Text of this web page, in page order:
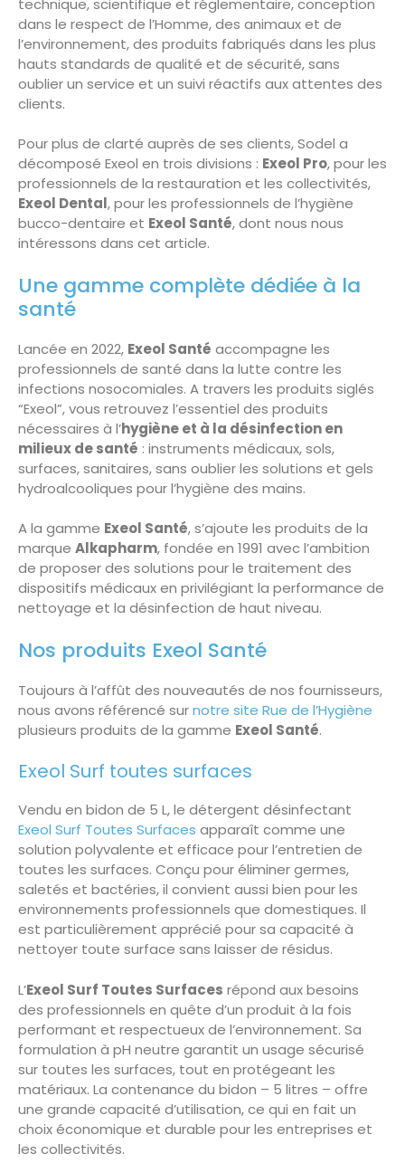
technique, scientifique et réglementaire, conception
dans le respect de l’Homme, des animaux et de
l’environnement, des produits fabriqués dans les plus
hauts standards de qualité et de sécurité, sans
oublier un service et un suivi réactifs aux attentes des
clients.
Pour plus de clarté auprès de ses clients, Sodel a
décomposé Exeol en trois divisions : Exeol Pro, pour les
professionnels de la restauration et les collectivités,
Exeol Dental, pour les professionnels de l’hygiène
bucco-dentaire et Exeol Santé, dont nous nous
intéressons dans cet article.
Une gamme complète dédiée à la
santé
Lancée en 2022, Exeol Santé accompagne les
professionnels de santé dans la lutte contre les
infections nosocomiales. A travers les produits siglés
“Exeol”, vous retrouvez l’essentiel des produits
nécessaires à l’hygiène et à la désinfection en
milieux de santé : instruments médicaux, sols,
surfaces, sanitaires, sans oublier les solutions et gels
hydroalcooliques pour l’hygiène des mains.
A la gamme Exeol Santé, s’ajoute les produits de la
marque Alkapharm, fondée en 1991 avec l’ambition
de proposer des solutions pour le traitement des
dispositifs médicaux en privilégiant la performance de
nettoyage et la désinfection de haut niveau.
Nos produits Exeol Santé
Toujours à l’affût des nouveautés de nos fournisseurs,
nous avons référencé surnotre site Rue de l’Hygiène
plusieurs produits de la gamme Exeol Santé.
Exeol Surf toutes surfaces
Vendu en bidon de 5 L, le détergent désinfectant
Exeol Surf Toutes Surfaces apparaît comme une
solution polyvalente et efficace pour l’entretien de
toutes les surfaces. Conçu pour éliminer germes,
saletés et bactéries, il convient aussi bien pour les
environnements professionnels que domestiques. Il
est particulièrement apprécié pour sa capacité à
nettoyer toute surface sans laisser de résidus.
L’Exeol Surf Toutes Surfaces répond aux besoins
des professionnels en quête d’un produit à la fois
performant et respectueux de l’environnement. Sa
formulation à pH neutre garantit un usage sécurisé
sur toutes les surfaces, tout en protégeant les
matériaux. La contenance du bidon – 5 litres – offre
une grande capacité d’utilisation, ce qui en fait un
choix économique et durable pour les entreprises et
les collectivités.